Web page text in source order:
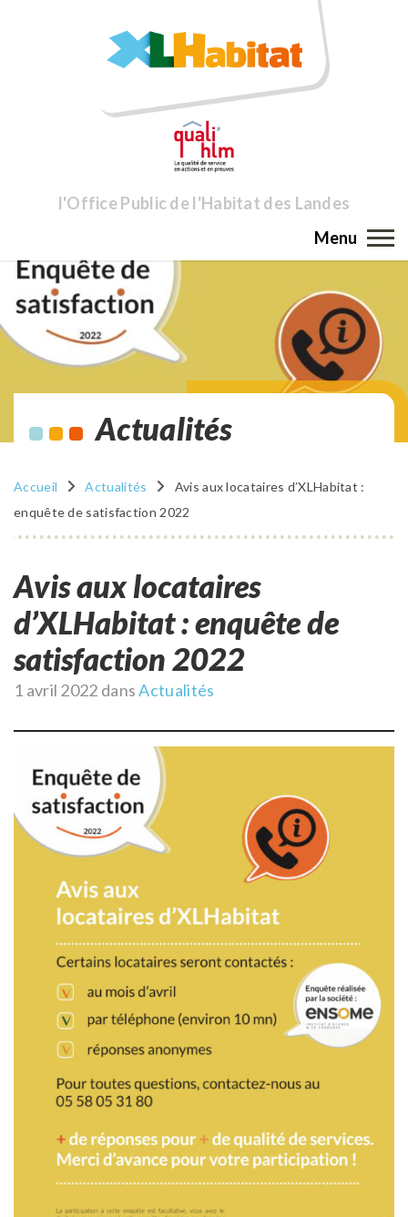
l'Office Public de l'Habitat des Landes
Menu
Actualités
Accueil Actualités
Avis aux locataires d’XLHabitat :
enquête de satisfaction 2022
Avis aux locataires
d’XLHabitat : enquête de
satisfaction 2022
Publié
1 avril 2022 dansActualités